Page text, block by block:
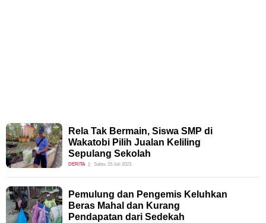
Rela Tak Bermain, Siswa SMP di
Wakatobi Pilih Jualan Keliling
Sepulang Sekolah
DERITA Sabtu, 15 Juli 2023
Pemulung dan Pengemis Keluhkan
Beras Mahal dan Kurang
Pendapatan dari Sedekah